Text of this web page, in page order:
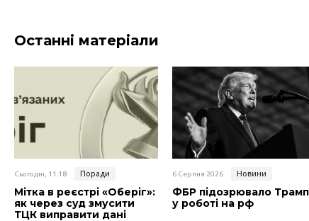
Останні матеріали
Сьогодні, 11:18 Поради
Мітка в реєстрі «Оберіг»:
як через суд змусити
ТЦК виправити дані
6 Серпня 2026 Новини
ФБР підозрювало
у роботі на рф